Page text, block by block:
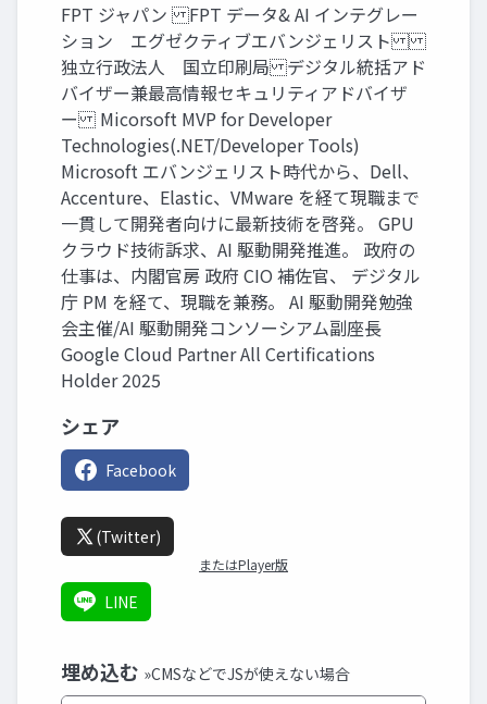
FPT ジャパン FPT データ& AI インテグレー
ション エグゼクティブエバンジェリスト
独立行政法人 国立印刷局 デジタル統括アド
バイザー兼最高情報セキュリティアドバイザ
ー Micorsoft MVP for Developer
Technologies(.NET/Developer Tools)
Microsoft エバンジェリスト時代から、Dell、
Accenture、Elastic、VMware を経て現職まで
一貫して開発者向けに最新技術を啓発。 GPU
クラウド技術訴求、AI 駆動開発推進。 政府の
仕事は、内閣官房 政府 CIO 補佐官、 デジタル
庁 PM を経て、現職を兼務。 AI 駆動開発勉強
会主催/AI 駆動開発コンソーシアム副座長
Google Cloud Partner All Certifications
Holder 2025
シェア
Facebook
(Twitter)
またはPlayer版
LINE
埋め込む »CMSなどでJSが使えない場合